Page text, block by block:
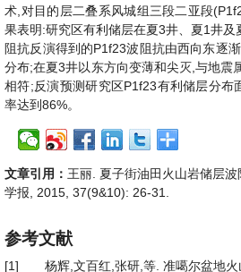
术,对目的层二叠系风城组三段二亚段
果表明:研究区有利储层在夏3井、夏1井
阻抗反演得到的P1f23波阻抗由西向东逐
分布;在夏3井以东方向变薄和尖灭,与地震
相符;反演预测研究区P1f23有利储层分布
率达到86%。
文章引用： 王丽. 夏子街油田火山岩储层
学报, 2015, 37(9&10): 26-31.
参考文献
[1]
杨辉,文百红,张研,等. 准噶尔盆地